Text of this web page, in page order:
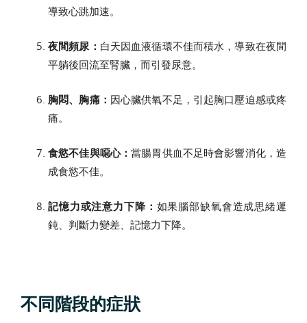
導致心跳加速。
夜間頻尿： 白天因血液循環不佳而積水，導致在夜間
平躺後回流至腎臟，而引發尿意。
胸悶、胸痛： 因心臟供氧不足，引起胸口壓迫感或疼
痛。
食慾不佳與噁心：當腸胃供血不足時會影響消化，造
成食慾不佳。
記憶力或注意力下降： 如果腦部缺氧會造成思緒遲
鈍、判斷力變差、記憶力下降。
不同階段的症狀